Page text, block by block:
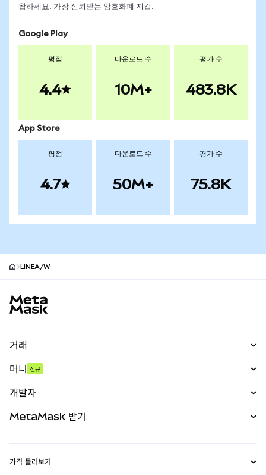
왑하세요. 가장 신뢰받는 암호화폐 지갑.
Google Play
평점
4.4
다운로드 수
10M+
평가 수
483.8K
App Store
평점
4.7
다운로드 수
50M+
평가 수
75.8K
LINEA/W
거래
무기한 선물
실물자산
머니 신규
개발자
MetaMask 받기
가격 둘러보기